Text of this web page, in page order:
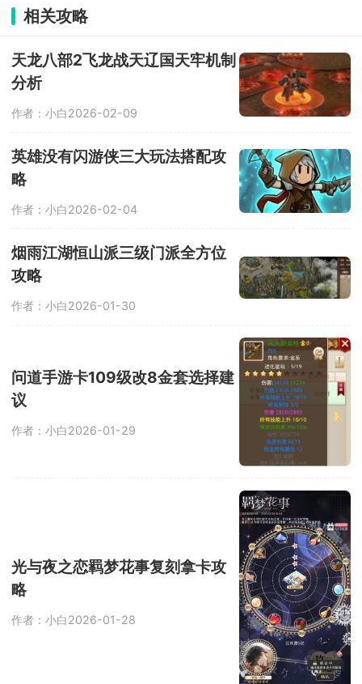
星之间穿梭旅行，收集材料、捕鱼、养
牲畜、栽花、打怪、建住所，一切全靠
品、酿造药水，数百种珍品等你收集，
宝藏遍布每个角落。从温馨小家到异域
星球，每一处都是你的地盘。
相关攻略
天龙八部2飞龙战天辽国天牢机制
分析
作者：小白2026-02-09
英雄没有闪游侠三大玩法搭配攻
略
作者：小白2026-02-04
烟雨江湖恒山派三级门派全方位
攻略
作者：小白2026-01-30
问道手游卡109级改8金套选择建
议
作者：小白2026-01-29
光与夜之恋羁梦花事复刻拿卡攻
略
作者：小白2026-01-28